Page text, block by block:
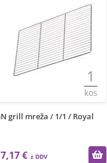
1
kos
grill mreža / 1/1 / Royal
€